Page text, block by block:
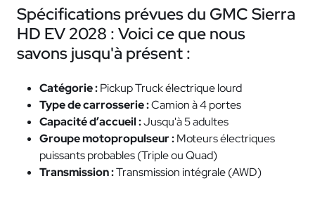
Spécifications prévues du GMC Sierra
HD EV 2028 : Voici ce que nous
savons jusqu'à présent :
Catégorie :Pickup Truck électrique lourd
Type de carrosserie :Camion à 4 portes
Capacité d’accueil :Jusqu'à 5 adultes
Groupe motopropulseur :Moteurs électriques
puissants probables (Triple ou Quad)
Transmission :Transmission intégrale (AWD)